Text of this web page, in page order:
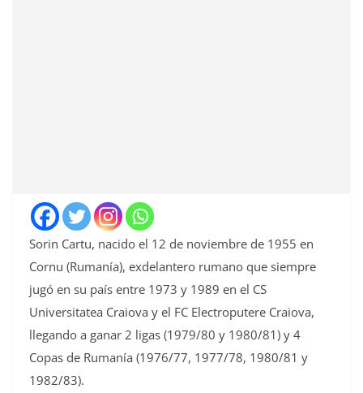
Sorin Cartu, nacido el 12 de noviembre de 1955 en
Cornu (Rumanía), exdelantero rumano que siempre
jugó en su país entre 1973 y 1989 en el CS
Universitatea Craiova y el FC Electroputere Craiova,
llegando a ganar 2 ligas (1979/80 y 1980/81) y 4
Copas de Rumanía (1976/77, 1977/78, 1980/81 y
1982/83).